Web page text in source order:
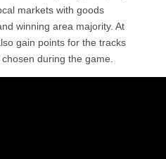
markets with goods
winning area majority. At
gain points for the tracks
during the game.